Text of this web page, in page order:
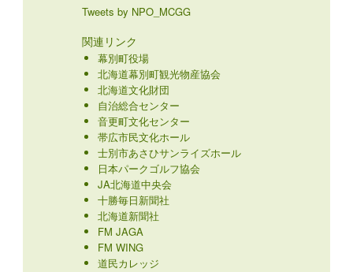
Tweets by NPO_MCGG
関連リンク
幕別町役場
北海道幕別町観光物産協会
北海道文化財団
自治総合センター
音更町文化センター
帯広市民文化ホール
士別市あさひサンライズホール
日本パークゴルフ協会
JA北海道中央会
十勝毎日新聞社
北海道新聞社
FM JAGA
FM WING
道民カレッジ